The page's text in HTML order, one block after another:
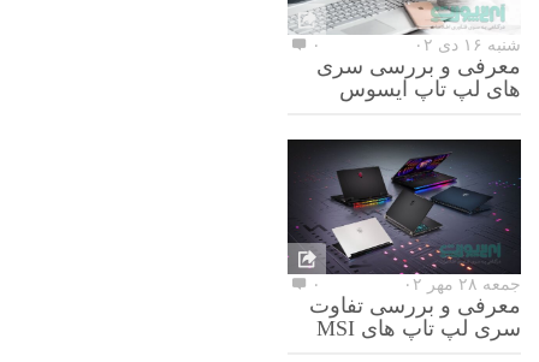
شنبه ۱۶ دی ۰۲ ۰
معرفی و بررسی سری
های لپ تاپ ایسوس
جمعه ۲۸ مهر ۰۲ ۰
معرفی و بررسی تفاوت
سری لپ تاپ های MSI